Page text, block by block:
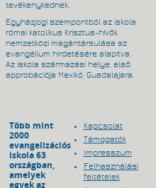
tevékenykednek.
Egyházjogi szempontból az iskola
római katolikus Krisztus-hívők
nemzetközi magántársulása az
evangélium hirdetésére alapítva.
Az iskola származási helye, első
approbációja Mexikó, Guadalajara.
Több mint
2000
evangelizációs
iskola 63
országban,
amelyek
egyek az
Kapcsolat
Támogatók
Impresszum
Felhasználási
feltételek